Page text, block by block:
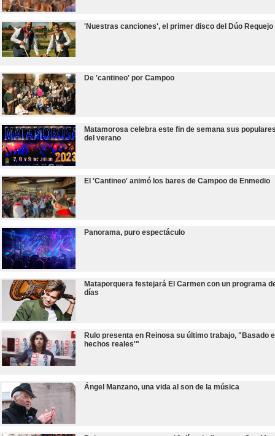
'Nuestras canciones', el primer disco del Dúo Requejo
De 'cantineo' por Campoo
Matamorosa celebra este fin de semana sus
del verano
El 'Cantineo' animó los bares de Campoo de Enmedio
Panorama, puro espectáculo
Mataporquera festejará El Carmen con un programa
días
Rulo presenta en Reinosa su último trabajo, "Basado
hechos reales'"
Ángel Manzano, una vida al son de la música